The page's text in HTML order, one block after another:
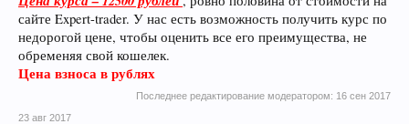
сайте Expert-trader. У нас есть возможность получить курс по
недорогой цене, чтобы оценить все его преимущества, не
обременяя свой кошелек.
Цена взноса в рублях
Последнее редактирование модератором: 16 сен 2017
23 авг 2017